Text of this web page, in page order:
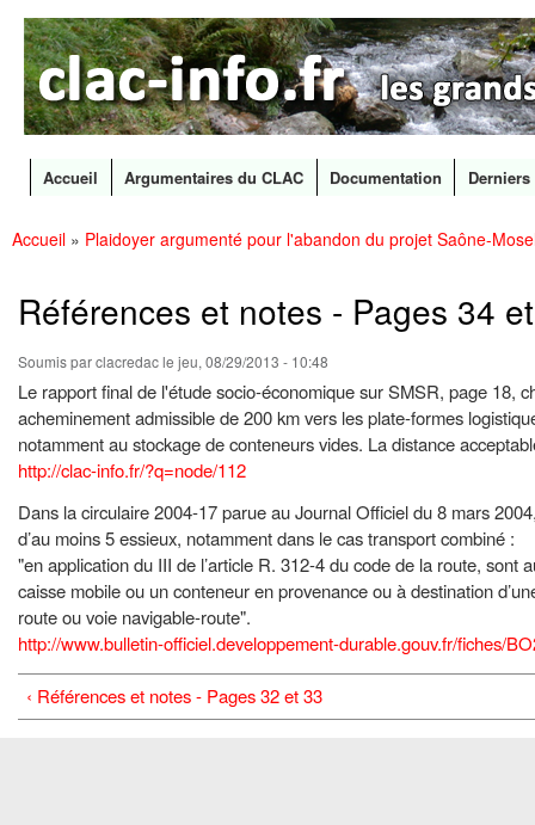
CLAC
Info
Les
grands
canaux
en
Menu principal
Accueil Argumentaires du CLAC Documentation
Accueil » Plaidoyer argumenté pour l'abandon du projet Saône-
Références et notes - Pages 34
Soumis parclacredacle jeu, 08/29/2013 - 10:48
Le rapport final de l'étude socio-économique sur SMSR, page 18,
acheminement admissible de 200 km vers les plate-formes
notamment au stockage de conteneurs vides. La distance
http://clac-info.fr/?q=node/112
Dans la circulaire 2004-17 parue au Journal Officiel du 8 mars
d’au moins 5 essieux, notamment dans le cas transport combiné :
"en application du III de l’article R. 312-4 du code de la route,
caisse mobile ou un conteneur en provenance ou à destination
route ou voie navigable-route".
http://www.bulletin-officiel.developpement-durable.gouv.fr/fiches/
‹ Références et notes - Pages 32 et 33